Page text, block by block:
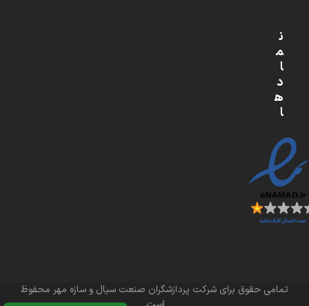
ن
م
ا
د
ه
ا
تمامی حقوق برای شرکت پردازشگران صنعت سیال و سازه مهر محفوظ